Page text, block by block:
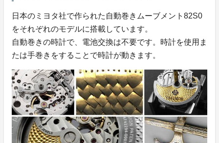
日本のミヨタ社で作られた自動巻きムーブメント82S0
をそれぞれのモデルに搭載しています。
自動巻きの時計で、電池交換は不要です。時計を使用ま
たは手巻きをすることで時計が動きます。